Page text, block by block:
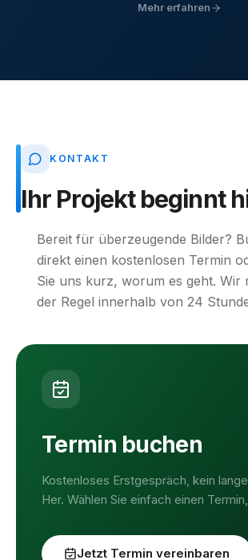
Mehr erfahren
KONTAKT
Ihr Projekt beginnt
Bereit für überzeugende Bilder?
direkt einen kostenlosen Termin
Sie uns kurz, worum es geht. Wir
der Regel innerhalb von 24
Termin buchen
Kostenloses Erstgespräch, kein
Her. Wählen Sie einfach einen
Jetzt Termin vereinbaren